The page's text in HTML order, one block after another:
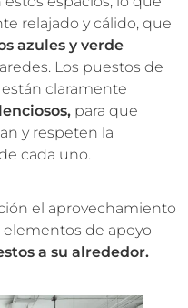
relajado y cálido, que
azules y verde
Los puestos de
claramente
para que
y respeten la
cada uno.
el aprovechamiento
de apoyo
a su alrededor.